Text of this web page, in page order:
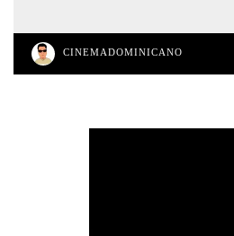
CINEMADOMINICANO